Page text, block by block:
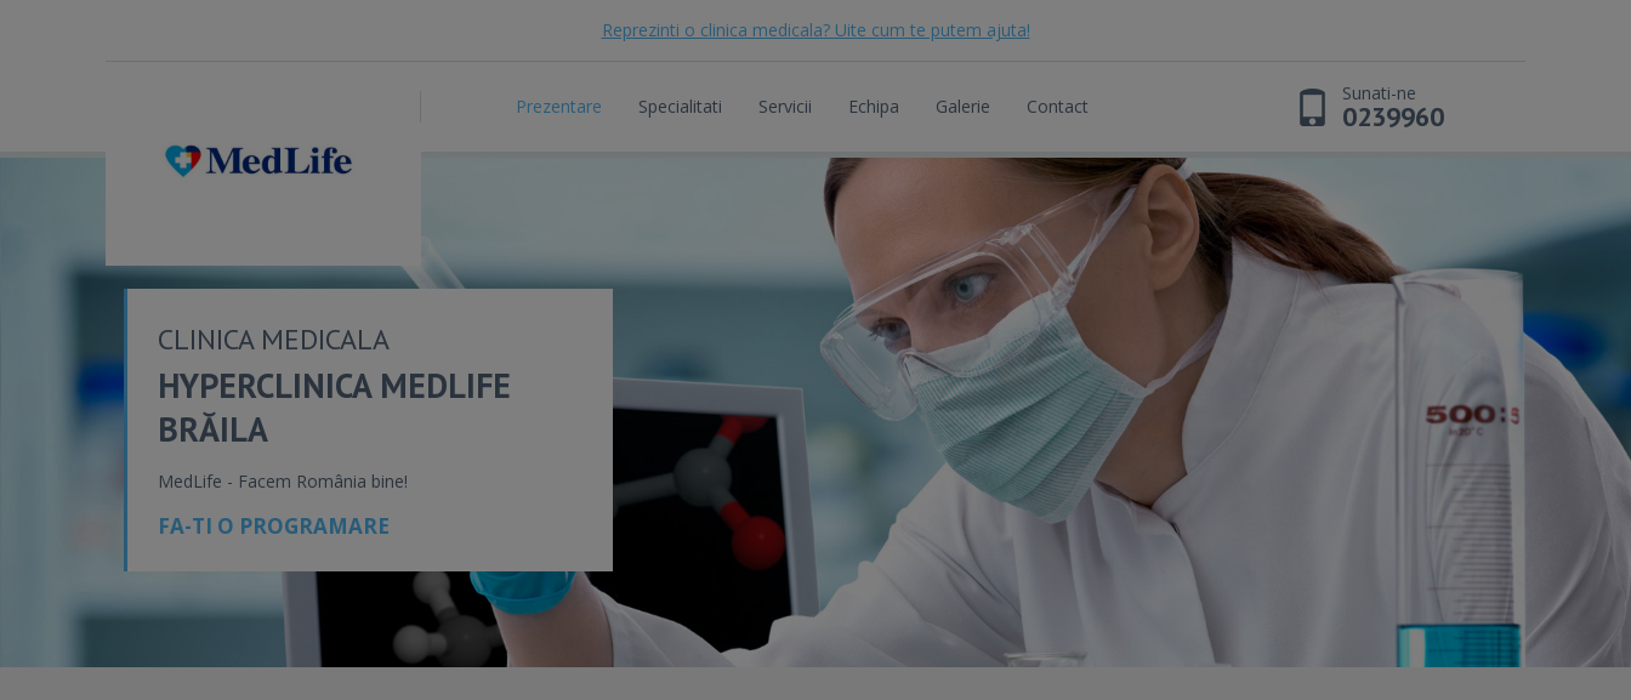
Reprezinti o clinica medicala? Uite cum te putem ajuta!
Prezentare Specialitati Servicii Echipa Galerie Contact
Sunati-ne
0239960
CLINICA MEDICALA
HYPERCLINICA MEDLIFE
BRĂILA
MedLife - Facem România bine!
FA-TI O PROGRAMARE